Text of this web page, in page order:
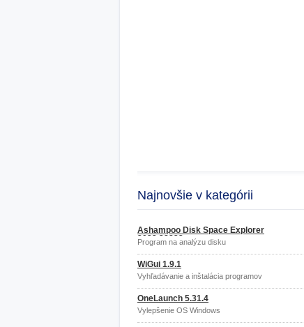
Najnovšie v kategórii
Ashampoo Disk Space Explorer
2023.38823
Program na analýzu disku
WiGui 1.9.1
Vyhľadávanie a inštalácia programov
OneLaunch 5.31.4
Vylepšenie OS Windows